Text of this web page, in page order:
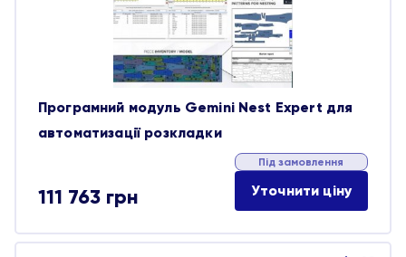
Програмний модуль Gemini Nest Expert для
автоматизації розкладки
111 763 грн
Під замовлення
Уточнити ціну